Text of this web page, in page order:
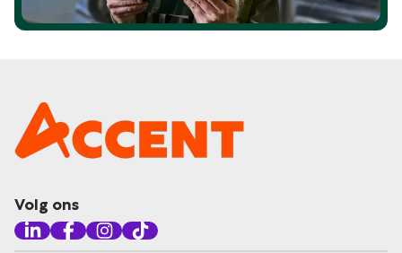
Volg ons